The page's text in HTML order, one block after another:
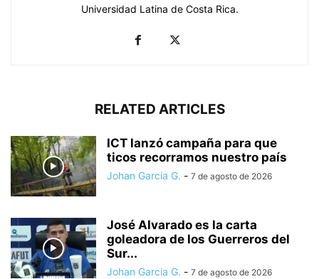
Universidad Latina de Costa Rica.
RELATED ARTICLES
ICT lanzó campaña para que
ticos recorramos nuestro país
Johan Garcia G. - 7 de agosto de 2026
José Alvarado es la carta
goleadora de los Guerreros del
Sur...
Johan Garcia G. - 7 de agosto de 2026